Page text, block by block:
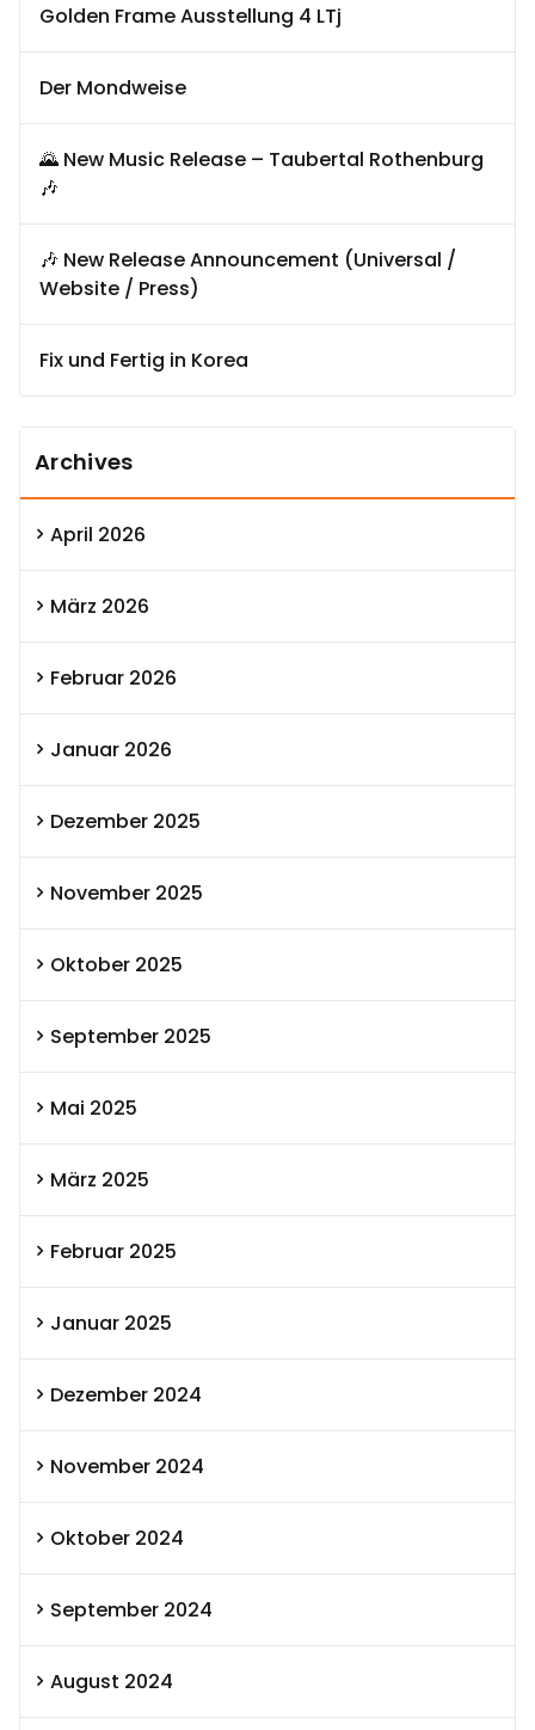
Golden Frame Ausstellung 4 LTj
Der Mondweise
🌄 New Music Release – Taubertal Rothenburg
🎶
🎶 New Release Announcement (Universal /
Website / Press)
Fix und Fertig in Korea
Archives
April 2026
März 2026
Februar 2026
Januar 2026
Dezember 2025
November 2025
Oktober 2025
September 2025
Mai 2025
März 2025
Februar 2025
Januar 2025
Dezember 2024
November 2024
Oktober 2024
September 2024
August 2024